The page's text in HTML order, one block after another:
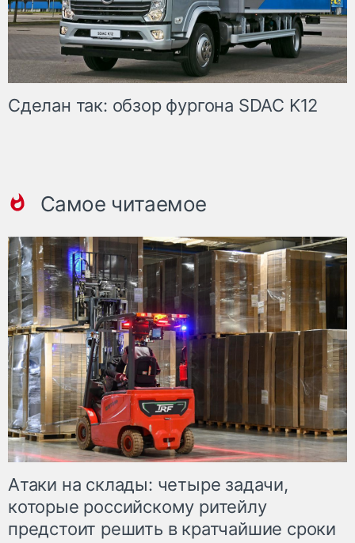
Сделан так: обзор фургона SDAC K12
Самое читаемое
Атаки на склады: четыре задачи,
которые российскому ритейлу
предстоит решить в кратчайшие сроки